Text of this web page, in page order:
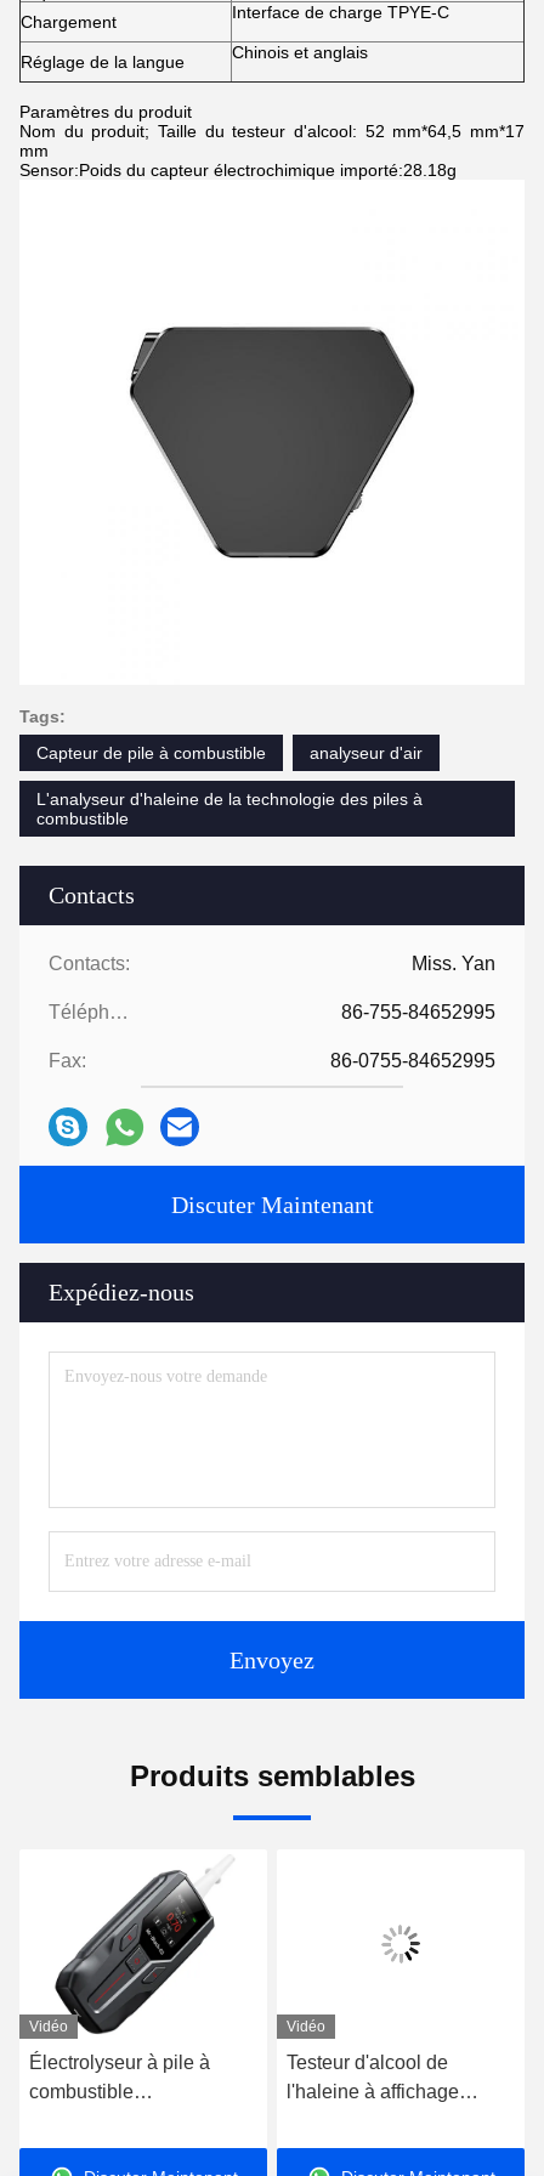
Contacts
Contacts: Miss. Yan
Téléphone: 86-755-84652995
Fax: 86-0755-84652995
Discuter Maintenant
Expédiez-nous
Envoyez
Chargement
Interface de charge TPYE-C
Réglage de la langue Chinois et anglais
Paramètres du produit
Nom du produit; Taille du testeur d'alcool: 52 mm*64,5 mm*17
mm
Sensor:Poids du capteur électrochimique importé:28.18g
Tags:
Capteur de pile à combustible
analyseur d'air
L'analyseur d'haleine de la technologie des piles à
combustible
Produits semblables
Vidéo
Électrolyseur à pile à
combustible
Petite taille avec pile au
Vidéo
Testeur d'alcool de
l'haleine à affichage
pour l'entreprise